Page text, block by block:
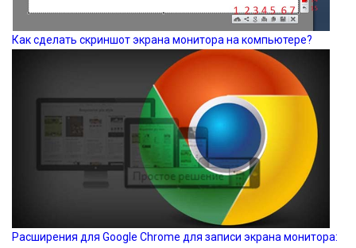
Как сделать скриншот экрана монитора на компьютере?
Расширения для Google Chrome для записи экрана монитора: